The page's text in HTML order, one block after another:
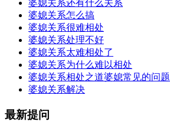
婆媳关系还有什么关系
婆媳关系怎么搞
婆媳关系很难相处
婆媳关系处理不好
婆媳关系太难相处了
婆媳关系为什么难以相处
婆媳关系相处之道婆媳常见的问题
婆媳关系解决
最新提问